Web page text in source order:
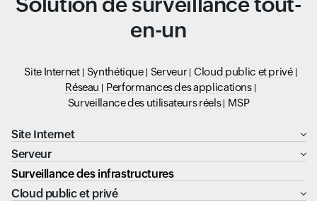
en-un
Site Internet Synthétique Serveur
Cloud public et privé
Réseau
Performances des applications
Surveillance des utilisateurs réels
MSP
Site Internet
Serveur
Surveillance des infrastructures
Cloud public et privé